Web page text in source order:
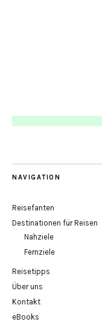
NAVIGATION
Reisefanten
Destinationen für Reisen
Nahziele
Fernziele
Reisetipps
Über uns
Kontakt
eBooks